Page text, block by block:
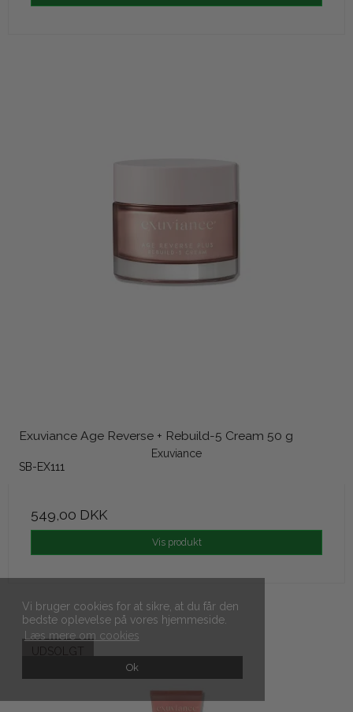
Vi bruger cookies for at sikre, at du får den
bedste oplevelse på vores hjemmeside.
Læs mere om cookies
Ok
Exuviance Age Reverse + Rebuild-5 Cream 50 g
Exuviance
SB-EX111
549,00 DKK
Vis produkt